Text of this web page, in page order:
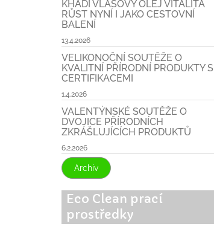
KHADI VLASOVÝ OLEJ VITALITA
RŮST NYNÍ I JAKO CESTOVNÍ
BALENÍ
13.4.2026
VELIKONOČNÍ SOUTĚŽE O
KVALITNÍ PŘÍRODNÍ PRODUKTY S
CERTIFIKACEMI
1.4.2026
VALENTÝNSKÉ SOUTĚŽE O
DVOJICE PŘÍRODNÍCH
ZKRÁŠLUJÍCÍCH PRODUKTŮ
6.2.2026
Archiv
Eco Clean prací
prostředky